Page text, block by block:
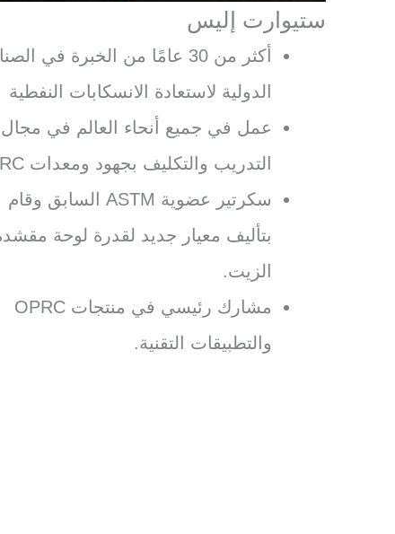
ستيوارت إليس
أكثر من 30 عامًا من الخبرة في
الدولية لاستعادة الانسكابات النفطية
عمل في جميع أنحاء العالم في مجال
التدريب والتكليف بجهود ومعدات OPRC
سكرتير عضوية ASTM السابق وقام
بتأليف معيار جديد لقدرة لوحة
الزيت.
مشارك رئيسي في منتجات OPRC
والتطبيقات التقنية.